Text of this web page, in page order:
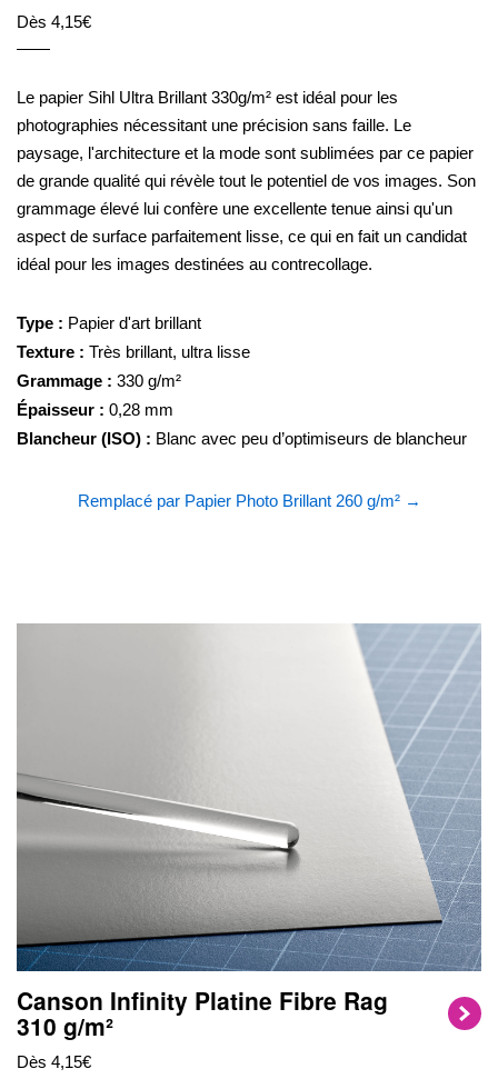
Dès 4,15€
Le papier Sihl Ultra Brillant 330g/m² est idéal pour les
photographies nécessitant une précision sans faille. Le
paysage, l'architecture et la mode sont sublimées par ce papier
de grande qualité qui révèle tout le potentiel de vos images. Son
grammage élevé lui confère une excellente tenue ainsi qu'un
aspect de surface parfaitement lisse, ce qui en fait un candidat
idéal pour les images destinées au contrecollage.
Type : Papier d'art brillant
Texture : Très brillant, ultra lisse
Grammage : 330 g/m²
Épaisseur : 0,28 mm
Blancheur (ISO) : Blanc avec peu d’optimiseurs de blancheur
Remplacé par Papier Photo Brillant 260 g/m² →
Canson Infinity Platine Fibre Rag
310 g/m²
Dès 4,15€